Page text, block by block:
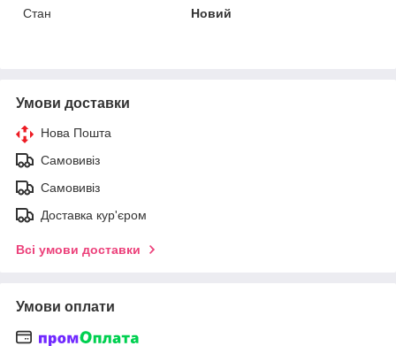
Стан
Новий
Умови доставки
Нова Пошта
Самовивіз
Самовивіз
Доставка кур'єром
Всі умови доставки
Умови оплати